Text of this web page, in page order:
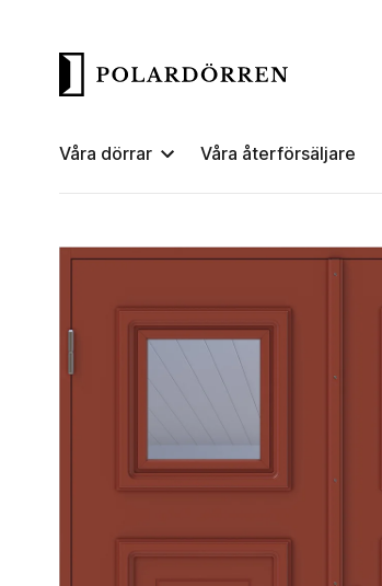
Våra dörrar Våra återförsäljare